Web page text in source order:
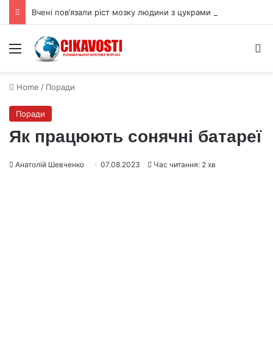
Вчені пов’язали ріст мозку людини з цукрами в раціоні
Menu
Home / Поради
Поради
Як працюють сонячні батареї
Анатолій Шевченко 07.08.2023 Час читання: 2 хв